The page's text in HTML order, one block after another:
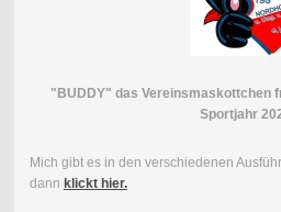
"BUDDY" das Vereinsmaskottchen
Sportjahr
Mich gibt es in den verschiedenen
dann klickt hier.